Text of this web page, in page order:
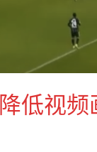
低视频